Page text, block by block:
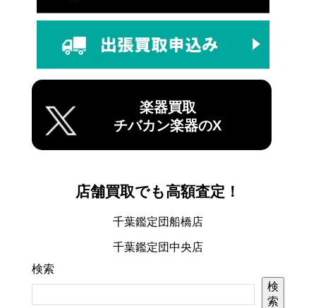
楽器買取
チバカン楽器のX
店舗買取でも高額査定！
千葉鑑定団船橋店
千葉鑑定団中央店
検索
検
索